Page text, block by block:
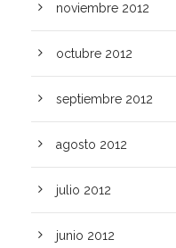
noviembre 2012
octubre 2012
septiembre 2012
agosto 2012
julio 2012
junio 2012